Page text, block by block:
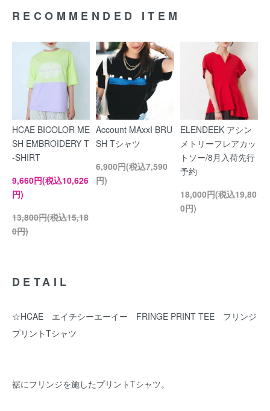
RECOMMENDED ITEM
HCAE BICOLOR ME
SH EMBROIDERY T
-SHIRT
9,660円(税込10,626
円)
13,800円(税込15,18
0円)
Account MAxxI BRU
SH Tシャツ
6,900円(税込7,590
円)
ELENDEEK アシン
メトリーフレアカッ
トソー/8月入荷先行
予約
18,000円(税込19,80
0円)
DETAIL
☆HCAE エイチシーエーイー FRINGE PRINT TEE フリンジ
プリントTシャツ
裾にフリンジを施したプリントTシャツ。